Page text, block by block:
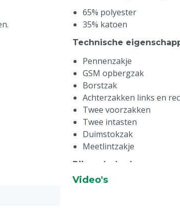
65% polyester
35% katoen
Technische
Pennenzakje
GSM opbergzak
Borstzak
Achterzakken links en
Twee voorzakken
Twee intasten
Duimstokzak
Meetlintzakje
Bijzonderheden
Voorzien van MS
Video's